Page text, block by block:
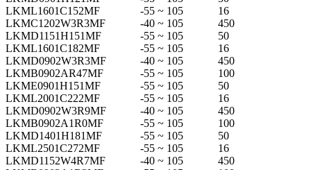
LKML1601C152MF
-55 ~ 105
16
LKMC1202W3R3MF
-40 ~ 105
450
LKMD1151H151MF
-55 ~ 105
50
LKML1601C182MF
-55 ~ 105
16
LKMD0902W3R3MF
-40 ~ 105
450
LKMB0902AR47MF
-55 ~ 105
100
LKME0901H151MF
-55 ~ 105
50
LKML2001C222MF
-55 ~ 105
16
LKMD0902W3R9MF
-40 ~ 105
450
LKMB0902A1R0MF
-55 ~ 105
100
LKMD1401H181MF
-55 ~ 105
50
LKML2501C272MF
-55 ~ 105
16
LKMD1152W4R7MF
-40 ~ 105
450